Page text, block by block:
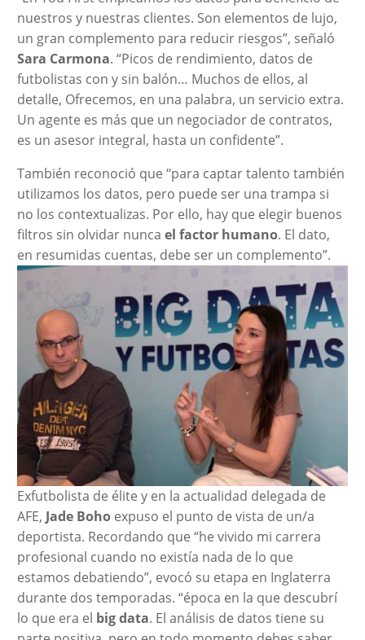
nuestros y nuestras clientes. Son elementos de lujo,
un gran complemento para reducir riesgos”, señaló
Sara Carmona. “Picos de rendimiento, datos de
futbolistas con y sin balón… Muchos de ellos, al
detalle, Ofrecemos, en una palabra, un servicio extra.
Un agente es más que un negociador de contratos,
es un asesor integral, hasta un confidente”.
También reconoció que “para captar talento también
utilizamos los datos, pero puede ser una trampa si
no los contextualizas. Por ello, hay que elegir buenos
filtros sin olvidar nunca el factor humano. El dato,
en resumidas cuentas, debe ser un complemento”.
Exfutbolista de élite y en la actualidad delegada de
AFE, Jade Bohoexpuso el punto de vista de un/a
deportista. Recordando que “he vivido mi carrera
profesional cuando no existía nada de lo que
estamos debatiendo”, evocó su etapa en Inglaterra
durante dos temporadas. “época en la que descubrí
lo que era el big data. El análisis de datos tiene su